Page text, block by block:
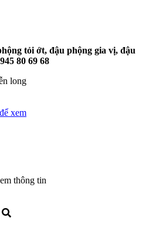
tỏi ớt, đậu phộng gia vị, đậu
80 69 68
long
xem
thông tin